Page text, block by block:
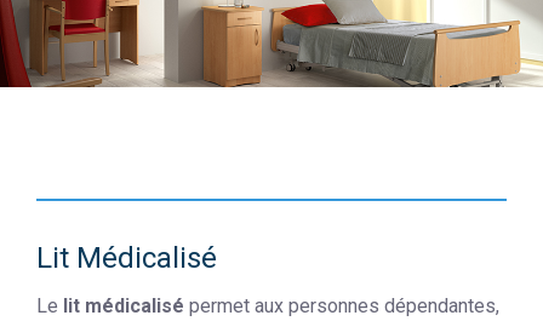
Lit Médicalisé
Le lit médicalisé permet aux personnes dépendantes,